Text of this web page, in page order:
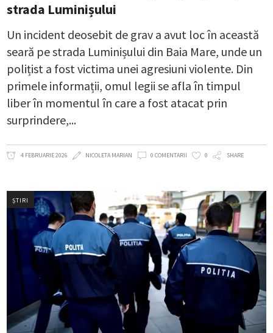
strada Luminișului
Un incident deosebit de grav a avut loc în această
seară pe strada Luminișului din Baia Mare, unde un
polițist a fost victima unei agresiuni violente. Din
primele informații, omul legii se afla în timpul
liber în momentul în care a fost atacat prin
surprindere,
4 FEBRUARIE 2026 NICOLETA MARIAN 0 COMENTARII 0 SHARE
ȘTIRI